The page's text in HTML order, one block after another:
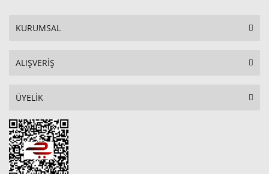
KURUMSAL
ALIŞVERİŞ
ÜYELİK